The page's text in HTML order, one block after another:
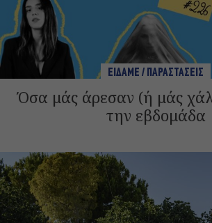
ΕΙΔΑΜΕ / ΠΑΡΑΣΤΑΣΕΙΣ
Όσα μάς άρεσαν (ή μάς
την εβδομάδα